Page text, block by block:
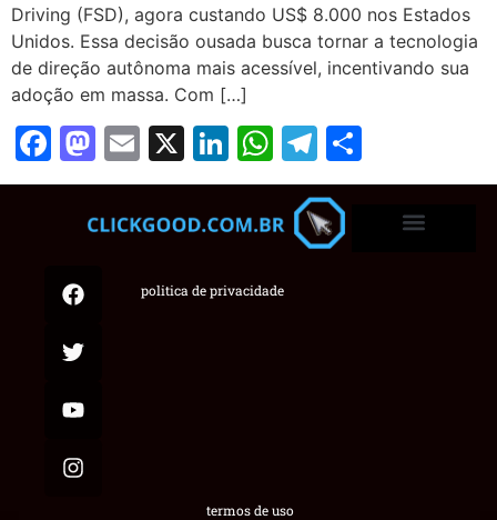
Driving (FSD), agora custando US$ 8.000 nos Estados
Unidos. Essa decisão ousada busca tornar a tecnologia
de direção autônoma mais acessível, incentivando sua
adoção em massa. Com […]
Facebook
Mastodon
Email
X LinkedIn
WhatsApp
Telegram
termos de uso
politica de privacidade